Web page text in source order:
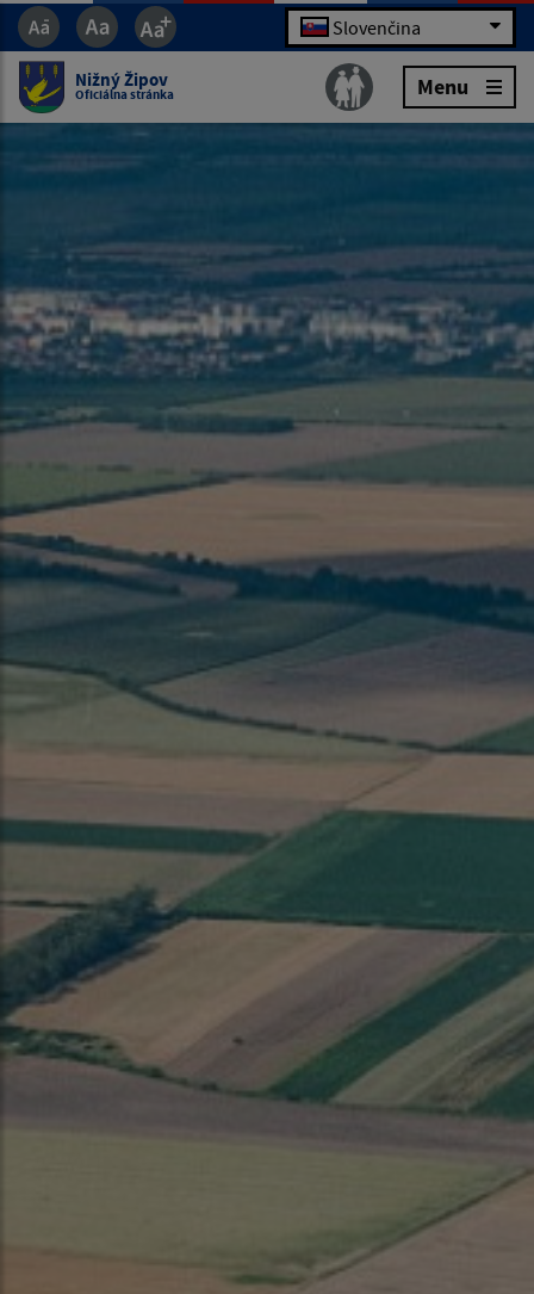
Slovenčina
Nižný Žipov
Oficiálna stránka Menu